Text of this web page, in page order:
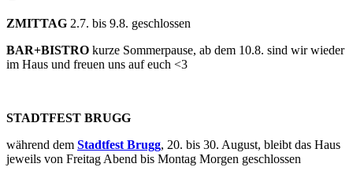
ZMITTAG 2.7. bis 9.8. geschlossen
BAR+BISTRO kurze Sommerpause, ab dem 10.8. sind wir wieder
im Haus und freuen uns auf euch <3
STADTFEST BRUGG
während dem Stadtfest Brugg, 20. bis 30. August, bleibt das Haus
jeweils von Freitag Abend bis Montag Morgen geschlossen